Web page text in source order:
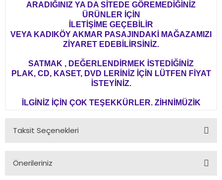
ARADIĞINIZ YA DA SİTEDE GÖREMEDİĞİNİZ
ÜRÜNLER İÇİN
İLETİŞİME GEÇEBİLİR
VEYA KADIKÖY AKMAR PASAJINDAKİ MAĞAZAMIZI
ZİYARET EDEBİLİRSİNİZ.
SATMAK , DEĞERLENDİRMEK İSTEDİĞİNİZ
PLAK, CD, KASET, DVD LERİNİZ İÇİN LÜTFEN FİYAT
İSTEYİNİZ.
İLGİNİZ İÇİN ÇOK TEŞEKKÜRLER. ZİHNİMÜZİK
Taksit Seçenekleri
Önerileriniz